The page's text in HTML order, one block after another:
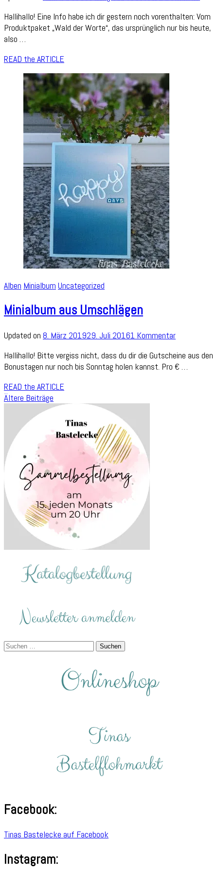
und
Hallihallo! Eine Info habe ich dir gestern noch vorenthalten: Vom
Produktpaket „Wald der Worte“, das ursprünglich nur bis heute,
also …
READ the ARTICLE
Alben Minialbum Uncategorized
Minialbum aus Umschlägen
Updated on 8. März 201929. Juli 20161 Kommentarzu
aus
Umschlägen
Hallihallo! Bitte vergiss nicht, dass du dir die Gutscheine aus den
Bonustagen nur noch bis Sonntag holen kannst. Pro € …
READ the ARTICLE
Beitragsnavigation
Ältere Beiträge
Suchen
Facebook:
Tinas Bastelecke auf Facebook
Instagram: